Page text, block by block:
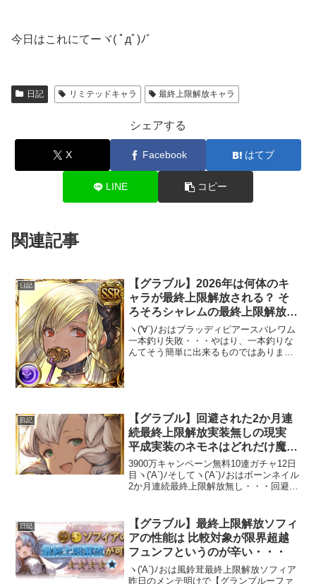
今日はこれにてーヾ( ﾟдﾟ)ﾉ゛
日記 リミテッドキャラ 最終上限解放キャラ
シェアする
X Facebook はてブ
LINE コピー
関連記事
日記
【グラブル】2026年は何体のキ
ャラが最終上限解放される？ そ
ろそろシャレムの最終上限解放
を・・・どうか・・・
ヽ('∀`)ﾉおはブラッディピアースバレワム
一本釣り失敗・・・やはり、一本釣りな
んてそう簡単に出来るものではありませ
日記
【グラブル】回避された2か月連
続最終上限解放実装無しの現実
平成実装のネモネはどれだけ魔改
造されるのだろう・・・
3900万キャンペーン無料10連ガチャ12日
目ヽ('A`)ﾉそしてヽ('A`)ﾉおはボーンネイル
2か月連続最終上限解放無し・・・回避シ
解放の予定がありませんでしたがあっ...
日記
【グラブル】最終上限解放ソフィ
アの性能は 比較対象が限界超越
フュンフというのが辛い・・・
ヽ('A`)ﾉおは風鈴茸最終上限解放ソフィア
昨日のメンテ明けで【グランブルーファ